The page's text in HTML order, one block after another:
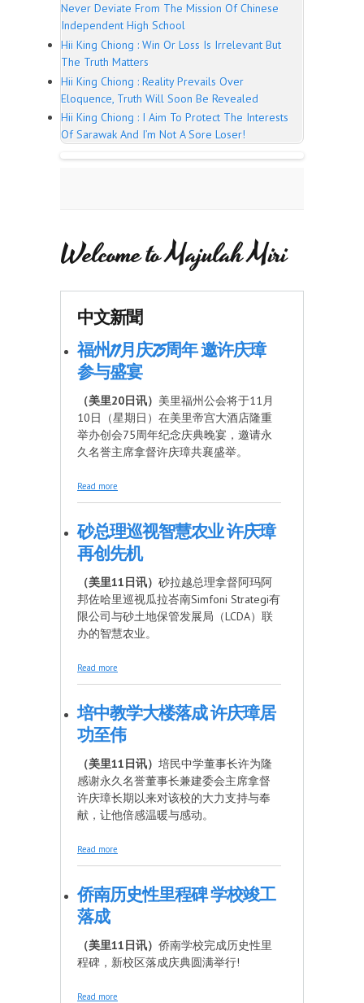
Never Deviate From The Mission Of Chinese
Independent High School
Hii King Chiong : Win Or Loss Is Irrelevant But
The Truth Matters
Hii King Chiong : Reality Prevails Over
Eloquence, Truth Will Soon Be Revealed
Hii King Chiong : I Aim To Protect The Interests
Of Sarawak And I’m Not A Sore Loser!
Welcome to Majulah Miri
中文新聞
福州11月庆75周年 邀许庆璋
参与盛宴
（美里20日讯） 美里福州公会将于11月
10日（星期日）在美里帝宫大酒店隆重
举办创会75周年纪念庆典晚宴，邀请永
久名誉主席拿督许庆璋共襄盛举。
Read more
砂总理巡视智慧农业 许庆璋
再创先机
（美里11日讯） 砂拉越总理拿督阿玛阿
邦佐哈里巡视瓜拉峇南Simfoni Strategi有
限公司与砂土地保管发展局（LCDA）联
办的智慧农业。
Read more
培中教学大楼落成 许庆璋居
功至伟
（美里11日讯） 培民中学董事长许为隆
感谢永久名誉董事长兼建委会主席拿督
许庆璋长期以来对该校的大力支持与奉
献，让他倍感温暖与感动。
Read more
侨南历史性里程碑 学校竣工
落成
（美里11日讯） 侨南学校完成历史性里
程碑，新校区落成庆典圆满举行!
Read more